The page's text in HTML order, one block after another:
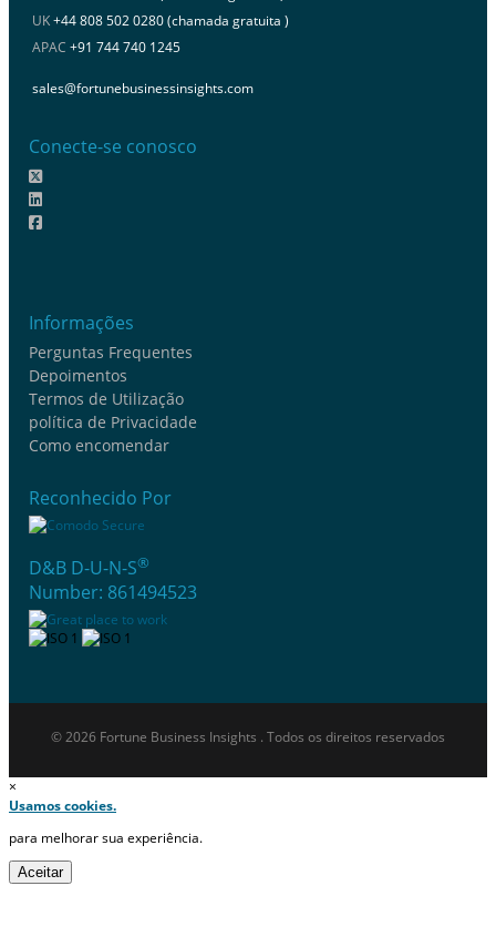
UK+44 808 502 0280 (chamada gratuita )
APAC +91 744 740 1245
sales@fortunebusinessinsights.com
Conecte-se conosco
Informações
Perguntas Frequentes
Depoimentos
Termos de Utilização
política de Privacidade
Como encomendar
Reconhecido Por
D&B D-U-N-S®
Number: 861494523
© 2026 Fortune Business Insights . Todos os direitos reservados
×
Usamos cookies.
para melhorar sua experiência.
Aceitar